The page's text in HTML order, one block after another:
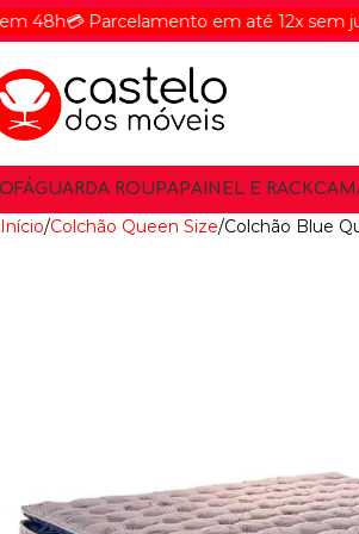
💳 Parcelamento em até 12x sem juros🚚
GUARDA ROUPA PAINEL E RACK
Início Colchão Queen Size Colchão Blue